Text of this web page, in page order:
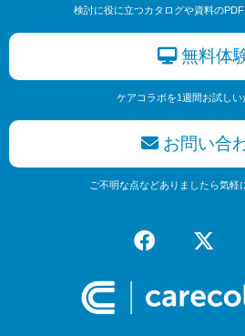
検討に役に立つカタログや資料の
無料体
ケアコラボを1週間お試しい
お問い合
ご不明な点などありましたら気軽